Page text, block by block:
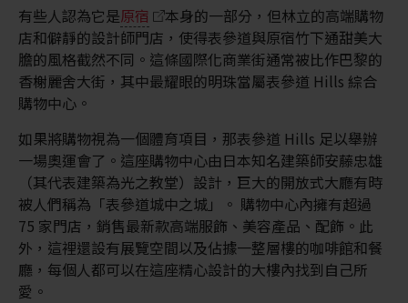
有些人認為它是原宿
本身的一部分，但林立的高端購物
店和僻靜的設計師門店，使得表參道與原宿竹下通甜美大
膽的風格截然不同。這條國際化商業街通常被比作巴黎的
香榭麗舍大街，其中最耀眼的明珠當屬表參道 Hills 綜合
購物中心。
如果將購物視為一個體育項目，那表參道 Hills 足以舉辦
一場奧運會了。這座購物中心由日本知名建築師安藤忠雄
（其代表建築為光之教堂）設計，巨大的開放式大廳有時
被人們稱為「表參道城中之城」。 購物中心內擁有超過
75 家門店，銷售最新款高端服飾、美容產品、配飾。此
外，這裡還設有展覽空間以及佔據一整層樓的咖啡館和餐
廳，每個人都可以在這座精心設計的大樓內找到自己所
愛。